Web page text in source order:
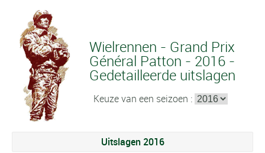
Wielrennen - Grand Prix
Général Patton - 2016 -
Gedetailleerde uitslagen
Keuze van een seizoen :
Uitslagen 2016